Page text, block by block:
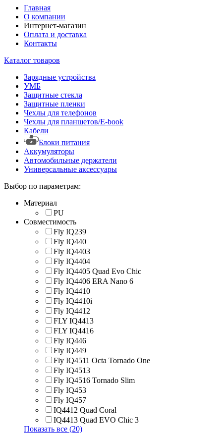
Главная
О компании
Интернет-магазин
Оплата и доставка
Контакты
Каталог товаров
Зарядные устройства
УМБ
Защитные стекла
Защитные пленки
Чехлы для телефонов
Чехлы для планшетов/E-book
Кабели
Блоки питания
Аккумуляторы
Автомобильные держатели
Универсальные аксессуары
Выбор по параметрам:
Материал
PU
Совместимость
Fly IQ239
Fly IQ440
Fly IQ4403
Fly IQ4404
Fly IQ4405 Quad Evo Chic
Fly IQ4406 ERA Nano 6
Fly IQ4410
Fly IQ4410i
Fly IQ4412
FLY IQ4413
FLY IQ4416
Fly IQ446
Fly IQ449
Fly IQ4511 Octa Tornado One
Fly IQ4513
Fly IQ4516 Tornado Slim
Fly IQ453
Fly IQ457
IQ4412 Quad Coral
IQ4413 Quad EVO Chic 3
Показать все (20)